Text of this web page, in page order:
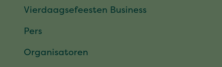
Vierdaagsefeesten Business
Pers
Organisatoren